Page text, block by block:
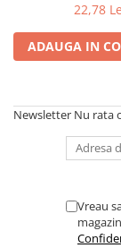
22,78
ADAUGA IN
Newsletter Nu rata
Vreau